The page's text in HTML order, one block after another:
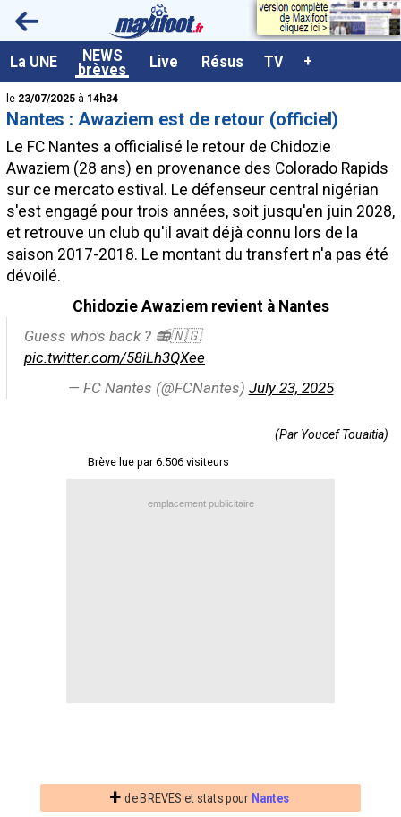
La UNE NEWS
brèves Live Résus TV +
<
le 23/07/2025 à 14h34
Nantes : Awaziem est de retour (officiel)
Le FC Nantes a officialisé le retour de Chidozie
Awaziem (28 ans) en provenance des Colorado Rapids
sur ce mercato estival. Le défenseur central nigérian
s'est engagé pour trois années, soit jusqu'en juin 2028,
et retrouve un club qu'il avait déjà connu lors de la
saison 2017-2018. Le montant du transfert n'a pas été
dévoilé.
Chidozie Awaziem revient à Nantes
Guess who's back ? 📻🇳🇬
pic.twitter.com/58iLh3QXee
— FC Nantes (@FCNantes) July 23, 2025
(Par Youcef Touaitia)
Brève lue par 6.506 visiteurs
emplacement publicitaire
+ de BREVES et stats pour Nantes
A la UNE
Dernières brèves
Live / Matchs en direct
Résultats et Classements
Class. buteurs européens
Programme TV foot
Vidéos
Taille de la police
Paramètrages / Options
Recrutement Maxifoot